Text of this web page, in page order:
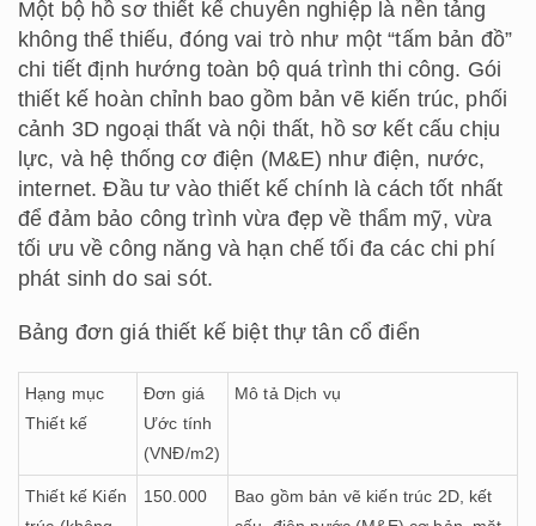
Một bộ hồ sơ thiết kế chuyên nghiệp là nền tảng
không thể thiếu, đóng vai trò như một “tấm bản đồ”
chi tiết định hướng toàn bộ quá trình thi công. Gói
thiết kế hoàn chỉnh bao gồm bản vẽ kiến trúc, phối
cảnh 3D ngoại thất và nội thất, hồ sơ kết cấu chịu
lực, và hệ thống cơ điện (M&E) như điện, nước,
internet. Đầu tư vào thiết kế chính là cách tốt nhất
để đảm bảo công trình vừa đẹp về thẩm mỹ, vừa
tối ưu về công năng và hạn chế tối đa các chi phí
phát sinh do sai sót.
Bảng đơn giá thiết kế biệt thự tân cổ điển
Hạng mục
Thiết kế
Đơn giá
Ước tính
(VNĐ/m2)
Mô tả Dịch vụ
Thiết kế Kiến
150.000
Bao gồm bản vẽ kiến trúc 2D, kết